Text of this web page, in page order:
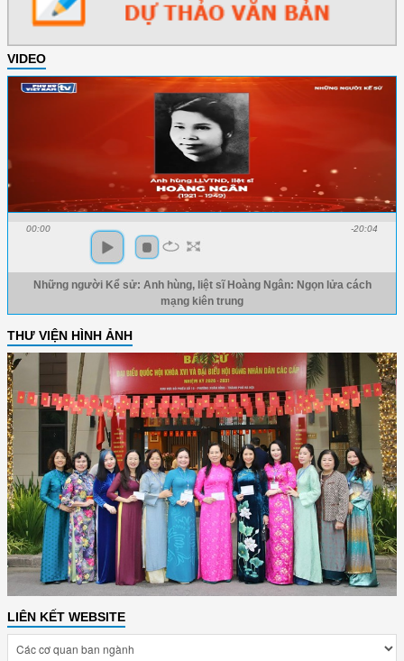
VIDEO
00:00 -20:04
Những người Kể sử: Anh hùng, liệt sĩ Hoàng Ngân: Ngọn lửa cách
mạng kiên trung
THƯ VIỆN HÌNH ẢNH
LIÊN KẾT WEBSITE